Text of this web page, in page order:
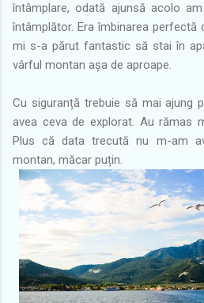
întâmplare, odată ajunsă acolo
întâmplător. Era îmbinarea perfectă
mi s-a părut fantastic să stai în
vârful montan așa de aproape.
Cu siguranță trebuie să mai ajung
avea ceva de explorat. Au rămas
Plus că data trecută nu m-am
montan, măcar puțin.